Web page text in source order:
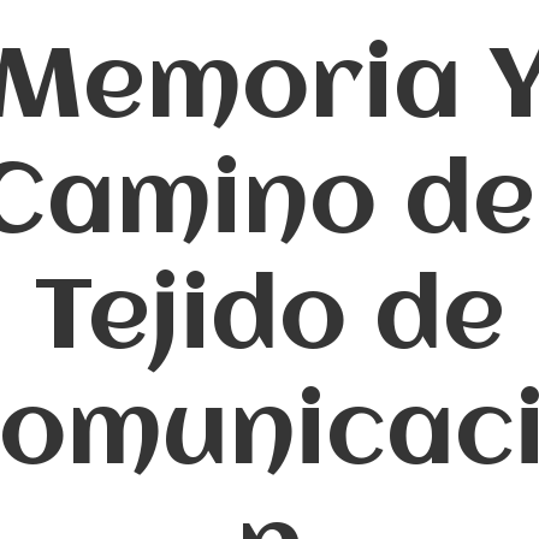
Tejido de